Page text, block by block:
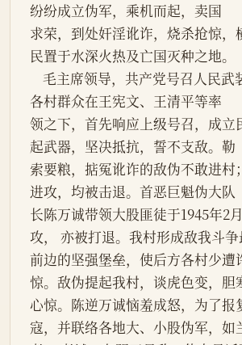
纷纷成立伪军，乘机而起，卖国
求荣，到处奸淫讹诈，烧杀抢惊，
民置于水深火热及亡国灭种之地。
各村群众在王宪文、王清平等率
领之下，首先响应上级号召，成立
起武器，坚决抵抗，誓不支敌。勒
索要粮，掂冤讹诈的敌伪不敢进村
进攻，均被击退。首恶巨魁伪大队
长陈万诚带领大股匪徒于1945年2
攻， 亦被打退。我村形成敌我斗争
前边的坚强堡垒，使后方各村少遭
惊。敌伪提起我村，谈虎色变，胆
心惊。陈逆万诚恼羞成怒，为了报
寇，并联络各地大、小股伪军，如